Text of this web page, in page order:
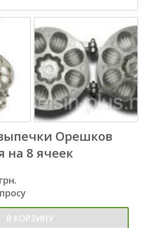
Орешков
на 8 ячеек
В КОРЗИНУ